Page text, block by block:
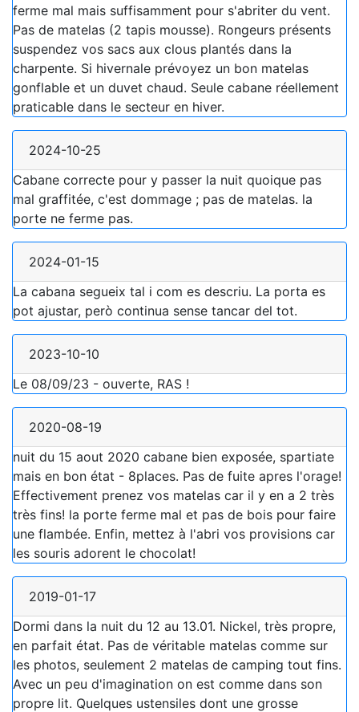
ferme mal mais suffisamment pour s'abriter du vent.
Pas de matelas (2 tapis mousse). Rongeurs présents
suspendez vos sacs aux clous plantés dans la
charpente. Si hivernale prévoyez un bon matelas
gonflable et un duvet chaud. Seule cabane réellement
praticable dans le secteur en hiver.
2024-10-25
Cabane correcte pour y passer la nuit quoique pas
mal graffitée, c'est dommage ; pas de matelas. la
porte ne ferme pas.
2024-01-15
La cabana segueix tal i com es descriu. La porta es
pot ajustar, però continua sense tancar del tot.
2023-10-10
Le 08/09/23 - ouverte, RAS !
2020-08-19
nuit du 15 aout 2020 cabane bien exposée, spartiate
mais en bon état - 8places. Pas de fuite apres l'orage!
Effectivement prenez vos matelas car il y en a 2 très
très fins! la porte ferme mal et pas de bois pour faire
une flambée. Enfin, mettez à l'abri vos provisions car
les souris adorent le chocolat!
2019-01-17
Dormi dans la nuit du 12 au 13.01. Nickel, très propre,
en parfait état. Pas de véritable matelas comme sur
les photos, seulement 2 matelas de camping tout fins.
Avec un peu d'imagination on est comme dans son
propre lit. Quelques ustensiles dont une grosse